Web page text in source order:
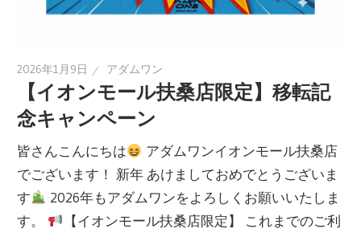
2026年1月9日 アダムワン
【イオンモール扶桑店限定】移転記
念キャンペーン
皆さんこんにちは
アダムワンイオンモール扶桑店
でございます！ 新年 あけましておめでとうございま
す
2026年もアダムワンをよろしくお願いいたしま
す。
【イオンモール扶桑店限定】 これまでのご利